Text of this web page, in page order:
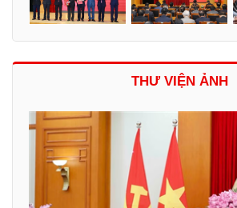
THƯ VIỆN ẢNH